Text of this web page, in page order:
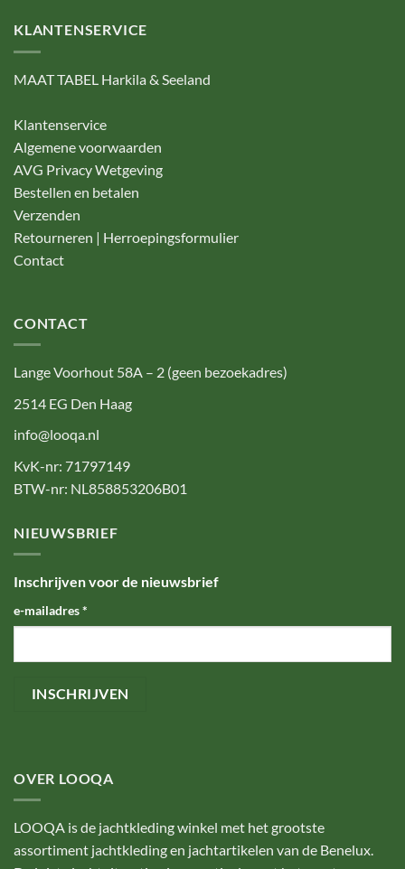
KLANTENSERVICE
MAAT TABEL Harkila & Seeland
Klantenservice
Algemene voorwaarden
AVG Privacy Wetgeving
Bestellen en betalen
Verzenden
Retourneren | Herroepingsformulier
Contact
CONTACT
Lange Voorhout 58A – 2 (geen bezoekadres)
2514 EG Den Haag
info@looqa.nl
KvK-nr: 71797149
BTW-nr: NL858853206B01
NIEUWSBRIEF
Inschrijven voor de nieuwsbrief
e-mailadres*
OVER LOOQA
LOOQA is de jachtkleding winkel met het grootste
assortiment jachtkleding en jachtartikelen van de Benelux.